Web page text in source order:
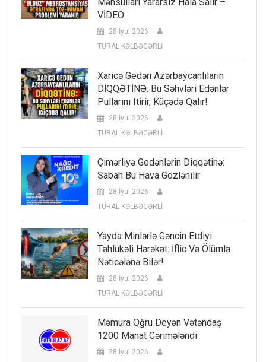
VİDEO
28 İyul 2026
TURAL KƏLBƏCƏRLİ
Xaricə Gedən Azərbaycanlıların
DİQQƏTİNƏ: Bu Səhvləri Edənlər
Pullarını Itirir, Küçədə Qalır!
28 İyul 2026
TURAL KƏLBƏCƏRLİ
Çimərliyə Gedənlərin Diqqətinə:
Sabah Bu Hava Gözlənilir
28 İyul 2026
TURAL KƏLBƏCƏRLİ
Yayda Minlərlə Gəncin Etdiyi
Təhlükəli Hərəkət: İflic Və Ölümlə
Nəticələnə Bilər!
28 İyul 2026
TURAL KƏLBƏCƏRLİ
Məmura Oğru Deyən Vətəndaş
1200 Manat Cərimələndi
28 İyul 2026